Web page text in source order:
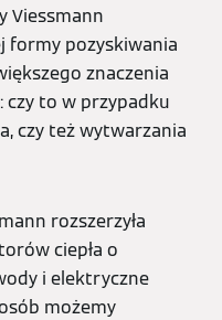
Viessmann
formy pozyskiwania
znaczenia
czy to w przypadku
czy też wytwarzania
rozszerzyła
ciepła o
i elektryczne
możemy